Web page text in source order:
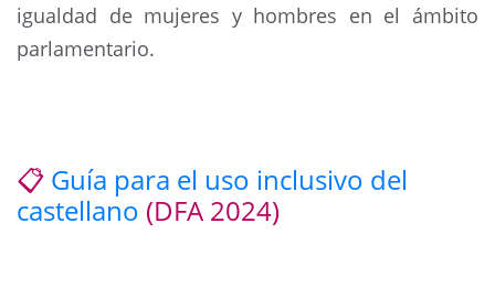
igualdad de mujeres y hombres en el ámbito
parlamentario.
📋 Guía para el uso inclusivo del
castellano (DFA 2024)